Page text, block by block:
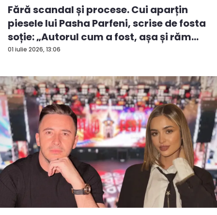
01 iulie 2026, 13:06
Fără scandal și procese. Cui aparțin
piesele lui Pasha Parfeni, scrise de fosta
soție: „Autorul cum a fost, așa și răm...